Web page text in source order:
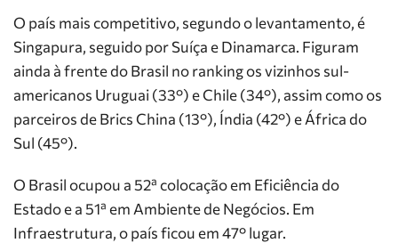
O país mais competitivo, segundo o levantamento, é
Singapura, seguido por Suíça e Dinamarca. Figuram
ainda à frente do Brasil no ranking os vizinhos sul-
americanos Uruguai (33°) e Chile (34°), assim como os
parceiros de Brics China (13°), Índia (42°) e África do
Sul (45°).
O Brasil ocupou a 52ª colocação em Eficiência do
Estado e a 51ª em Ambiente de Negócios. Em
Infraestrutura, o país ficou em 47° lugar.